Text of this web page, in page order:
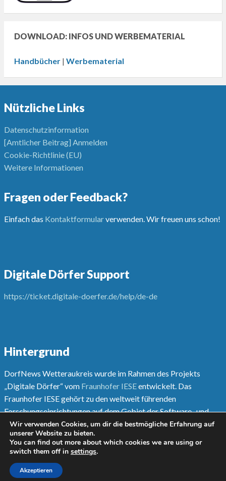
DOWNLOAD: INFOS UND WERBEMATERIAL
Handbücher| Werbematerial
Nützliche Links
Datenschutzinformation
[Amtlicher Beitrag] Anmelden
Cookie-Richtlinie (EU)
Weitere Informationen
Fragen oder Feedback?
Einfach das Kontaktformularverwenden. Wir freuen uns schon!
Digitale Dörfer Support
https://ticket.digitale-doerfer.de/help/de-de
Hintergrund
DorfNews Wetteraukreis wurde im Rahmen des Projekts
„Digitale Dörfer“ vom Fraunhofer IESEentwickelt. Das
Fraunhofer IESE gehört zu den weltweit führenden
Forschungseinrichtungen auf dem Gebiet der Software- und
Systementwicklungsmethoden.
Mehr unterwww.digitale-doerfer.de
Wir verwenden Cookies, um dir die bestmögliche Erfahrung auf
unserer Website zu bieten.
You can find out more about which cookies we are using or
switch them off in settings.
Akzeptieren